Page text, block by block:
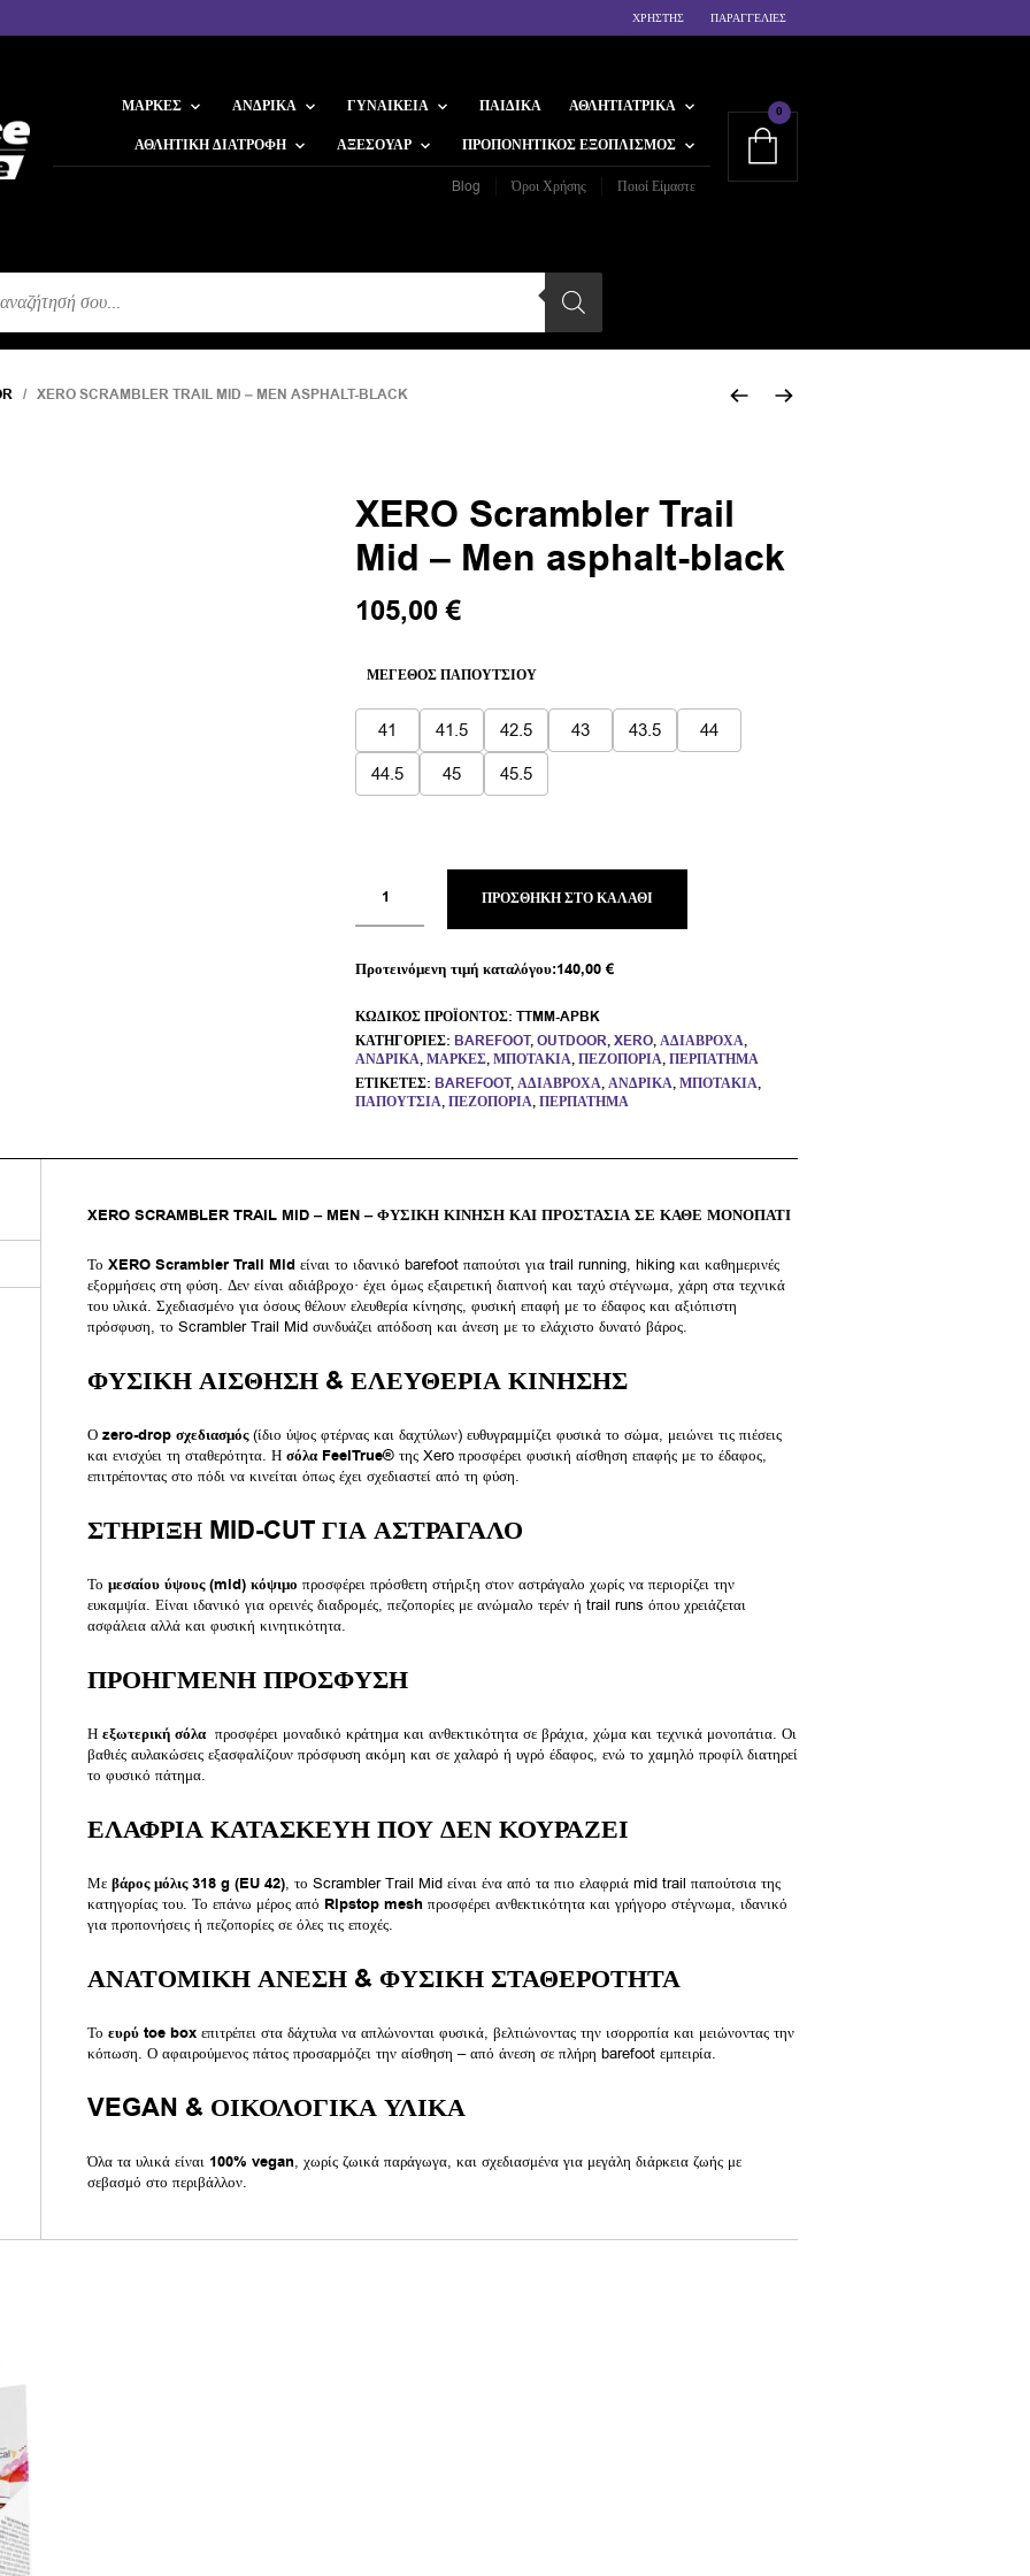
ΧΡΗΣΤΗΣ ΠΑΡΑΓΓΕΛΙΕΣ
ΜΆΡΚΕΣ ΑΝΔΡΙΚΆ ΓΥΝΑΙΚΕΊΑ ΠΑΙΔΙΚΆ
ΑΘΛΗΤΙΑΤΡΙΚΆ
ΑΘΛΗΤΙΚΉ ΔΙΑΤΡΟΦΉ
ΑΞΕΣΟΥΆΡ ΠΡΟΠΟΝΗΤΙΚΌΣ ΕΞΟΠΛΙΣΜΌΣ
Blog Όροι Χρήσης Ποιοί Είμαστε
0
/ XERO SCRAMBLER TRAIL MID – MEN ASPHALT-BLACK
XERO Scrambler Trail
Mid – Men asphalt-black
Original
was:
105,00€Η
τιμή
105,00 €.
ΜΈΓΕΘΟΣ ΠΑΠΟΥΤΣΙΟΎ
41 41.5 42.5 43 43.5
44
44.5
45 45.5
ΠΡΟΣΘΉΚΗ ΣΤΟ ΚΑΛΆΘΙ
Προτεινόμενη τιμή καταλόγου:140,00€
ΚΩΔΙΚΌΣ ΠΡΟΪΌΝΤΟΣ: TTMM-APBK
ΚΑΤΗΓΟΡΊΕΣ: BAREFOOT,OUTDOOR,XERO,ΑΔΙΆΒΡΟΧΑ,
ΑΝΔΡΙΚΆ,ΜΆΡΚΕΣ,ΜΠΟΤΆΚΙΑ,ΠΕΖΟΠΟΡΊΑ,ΠΕΡΠΆΤΗΜΑ
ΕΤΙΚΈΤΕΣ: BAREFOOT,ΑΔΙΆΒΡΟΧΑ,ΑΝΔΡΙΚΆ,ΜΠΟΤΆΚΙΑ,
ΠΑΠΟΎΤΣΙΑ,ΠΕΖΟΠΟΡΊΑ,ΠΕΡΠΆΤΗΜΑ
XERO SCRAMBLER TRAIL MID – MEN – ΦΥΣΙΚΗ ΚΙΝΗΣΗ ΚΑΙ ΠΡΟΣΤΑΣΙΑ ΣΕ ΚΑΘΕ ΜΟΝΟΠΑΤΙ
Το XERO Scrambler Trail Mid είναι το ιδανικό barefoot παπούτσι για trail running, hiking και καθημερινές
εξορμήσεις στη φύση. Δεν είναι αδιάβροχο· έχει όμως εξαιρετική διαπνοή και ταχύ στέγνωμα, χάρη στα τεχνικά
του υλικά. Σχεδιασμένο για όσους θέλουν ελευθερία κίνησης, φυσική επαφή με το έδαφος και αξιόπιστη
πρόσφυση, το Scrambler Trail Mid συνδυάζει απόδοση και άνεση με το ελάχιστο δυνατό βάρος.
ΦΥΣΙΚΗ ΑΙΣΘΗΣΗ & ΕΛΕΥΘΕΡΙΑ ΚΙΝΗΣΗΣ
Ο zero-drop σχεδιασμός(ίδιο ύψος φτέρνας και δαχτύλων) ευθυγραμμίζει φυσικά το σώμα, μειώνει τις πιέσεις
και ενισχύει τη σταθερότητα. Η σόλα FeelTrue® της Xero προσφέρει φυσική αίσθηση επαφής με το έδαφος,
επιτρέποντας στο πόδι να κινείται όπως έχει σχεδιαστεί από τη φύση.
ΣΤΗΡΙΞΗ MID-CUT ΓΙΑ ΑΣΤΡΑΓΑΛΟ
Το μεσαίου ύψους (mid) κόψιμο προσφέρει πρόσθετη στήριξη στον αστράγαλο χωρίς να περιορίζει την
ευκαμψία. Είναι ιδανικό για ορεινές διαδρομές, πεζοπορίες με ανώμαλο τερέν ή trail runs όπου χρειάζεται
ασφάλεια αλλά και φυσική κινητικότητα.
ΠΡΟΗΓΜΕΝΗ ΠΡΟΣΦΥΣΗ
Η εξωτερική σόλα προσφέρει μοναδικό κράτημα και ανθεκτικότητα σε βράχια, χώμα και τεχνικά μονοπάτια. Οι
βαθιές αυλακώσεις εξασφαλίζουν πρόσφυση ακόμη και σε χαλαρό ή υγρό έδαφος, ενώ το χαμηλό προφίλ διατηρεί
το φυσικό πάτημα.
ΕΛΑΦΡΙΑ ΚΑΤΑΣΚΕΥΗ ΠΟΥ ΔΕΝ ΚΟΥΡΑΖΕΙ
Με βάρος μόλις 318 g (EU 42), το Scrambler Trail Mid είναι ένα από τα πιο ελαφριά mid trail παπούτσια της
κατηγορίας του. Το επάνω μέρος από Ripstop mesh προσφέρει ανθεκτικότητα και γρήγορο στέγνωμα, ιδανικό
για προπονήσεις ή πεζοπορίες σε όλες τις εποχές.
ΑΝΑΤΟΜΙΚΗ ΑΝΕΣΗ & ΦΥΣΙΚΗ ΣΤΑΘΕΡΟΤΗΤΑ
Το ευρύ toe box επιτρέπει στα δάχτυλα να απλώνονται φυσικά, βελτιώνοντας την ισορροπία και μειώνοντας την
κόπωση. Ο αφαιρούμενος πάτος προσαρμόζει την αίσθηση – από άνεση σε πλήρη barefoot εμπειρία.
VEGAN & ΟΙΚΟΛΟΓΙΚΑ ΥΛΙΚΑ
Όλα τα υλικά είναι 100% vegan, χωρίς ζωικά παράγωγα, και σχεδιασμένα για μεγάλη διάρκεια ζωής με
σεβασμό στο περιβάλλον.